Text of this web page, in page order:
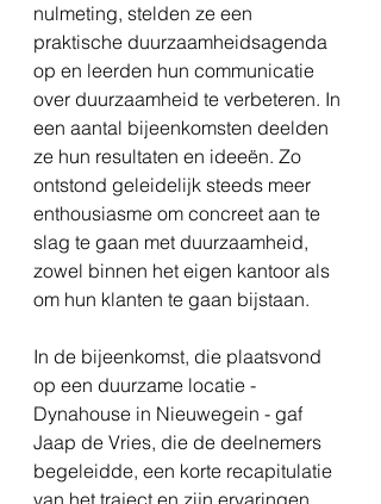
nulmeting, stelden ze een
praktische duurzaamheidsagenda
op en leerden hun communicatie
over duurzaamheid te verbeteren. In
een aantal bijeenkomsten deelden
ze hun resultaten en ideeën. Zo
ontstond geleidelijk steeds meer
enthousiasme om concreet aan te
slag te gaan met duurzaamheid,
zowel binnen het eigen kantoor als
om hun klanten te gaan bijstaan.
In de bijeenkomst, die plaatsvond
op een duurzame locatie -
Dynahouse in Nieuwegein - gaf
Jaap de Vries, die de deelnemers
begeleidde, een korte recapitulatie